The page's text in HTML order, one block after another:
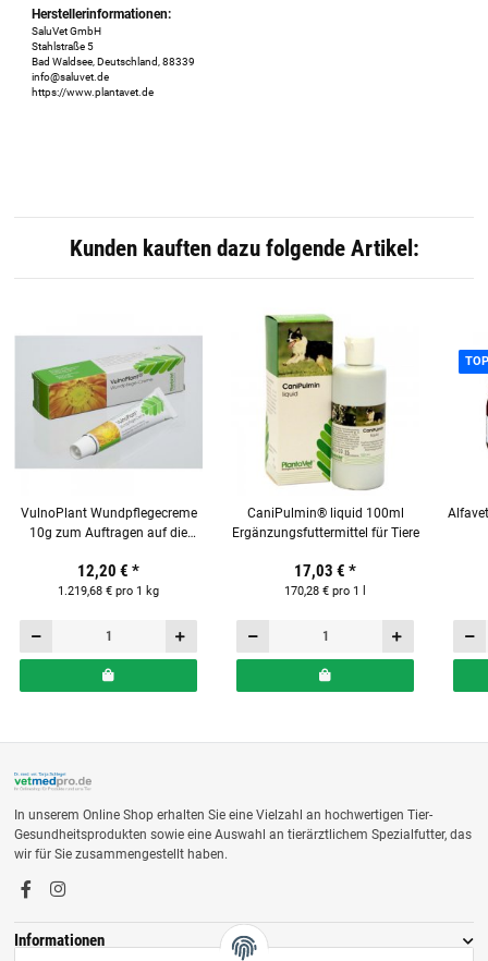
Herstellerinformationen:
SaluVet GmbH
Stahlstraße 5
Bad Waldsee, Deutschland, 88339
info@saluvet.de
https://www.plantavet.de
Kunden kauften dazu folgende Artikel:
VulnoPlant Wundpflegecreme
10g zum Auftragen auf die
12,20 € *
1.219,68 € pro 1 kg
CaniPulmin® liquid 100ml
Ergänzungsfuttermittel für Tiere
17,03 € *
170,28 € pro 1 l
In unserem Online Shop erhalten Sie eine Vielzahl an hochwertigen Tier-
Gesundheitsprodukten sowie eine Auswahl an tierärztlichem Spezialfutter, das
wir für Sie zusammengestellt haben.
Informationen